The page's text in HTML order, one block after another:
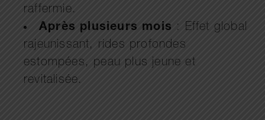
raffermie.
Après plusieurs mois : Effet global
rajeunissant, rides profondes
estompées, peau plus jeune et
revitalisée.